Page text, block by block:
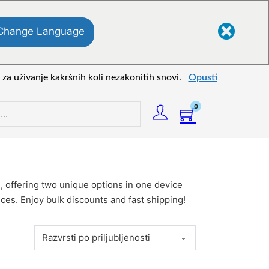
Language
uživanje kakršnih koli nezakonitih snovi. Opusti
0
offering two unique options in one device
Enjoy bulk discounts and fast shipping!